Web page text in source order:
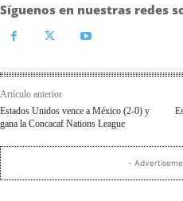
Síguenos en nuestras redes
Artículo anterior
Estados Unidos vence a México (2-0) y
gana la Concacaf Nations League
-